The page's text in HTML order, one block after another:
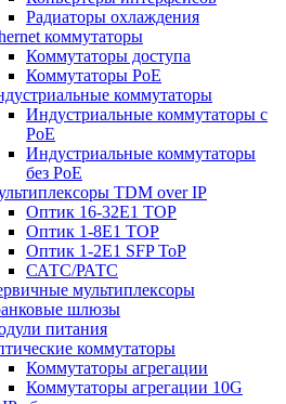
Радиаторы охлаждения
коммутаторы
Коммутаторы доступа
Коммутаторы PoE
коммутаторы
Индустриальные коммутаторы с
PoE
Индустриальные коммутаторы
без PoE
TDM over IP
Оптик 16-32E1 TOP
Оптик 1-8E1 TOP
Оптик 1-2E1 SFP ToP
САТС/РАТС
мультиплексоры
шлюзы
питания
коммутаторы
Коммутаторы агрегации
Коммутаторы агрегации 10G